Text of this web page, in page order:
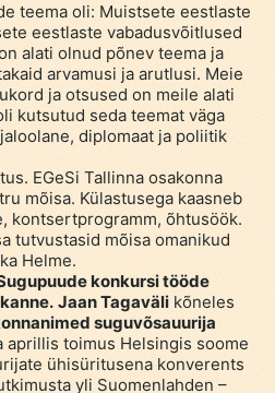
teema oli: Muistsete eestlaste
eestlaste vabadusvõitlused
alati olnud põnev teema ja
arvamusi ja arutlusi. Meie
ja otsused on meile alati
kutsutud seda teemat väga
diplomaat ja poliitik
EGeSi Tallinna osakonna
mõisa. Külastusega kaasneb
kontsertprogramm, õhtusöök.
tutvustasid mõisa omanikud
Helme.
konkursi tööde
Jaan Tagavälikõneles
suguvõsauurija
aprillis toimus Helsingis soome
ühisüritusena konverents
yli Suomenlahden –